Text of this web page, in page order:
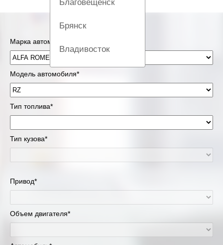
Благовещенск
Брянск
Владивосток
Вологда
Екатеринбург
Красноярск
Липецк
Москва и Московская область
Марка автомобиля*
Модель автомобиля*
Тип топлива*
Тип кузова*
Привод*
Объем двигателя*